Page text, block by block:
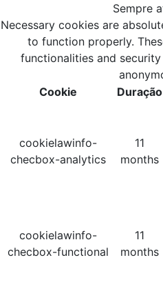
Sempre
Necessary cookies are
to function properly.
functionalities and
Cookie
Duração
cookielawinfo-
checbox-analytics
11
months
cookielawinfo-
checbox-functional
11
months